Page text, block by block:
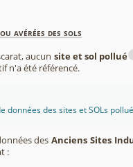
avérées des sols
aucun site et sol pollué
n'a été référencé.
données des sites et SOLs
desAnciens Sites
: